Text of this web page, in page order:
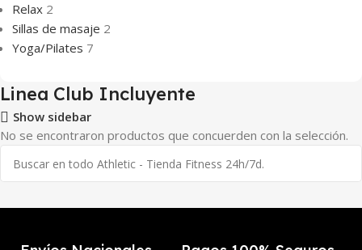
Relax 2
Sillas de masaje 2
Yoga/Pilates 7
Linea Club Incluyente
Show sidebar
No se encontraron productos que concuerden con la selección.